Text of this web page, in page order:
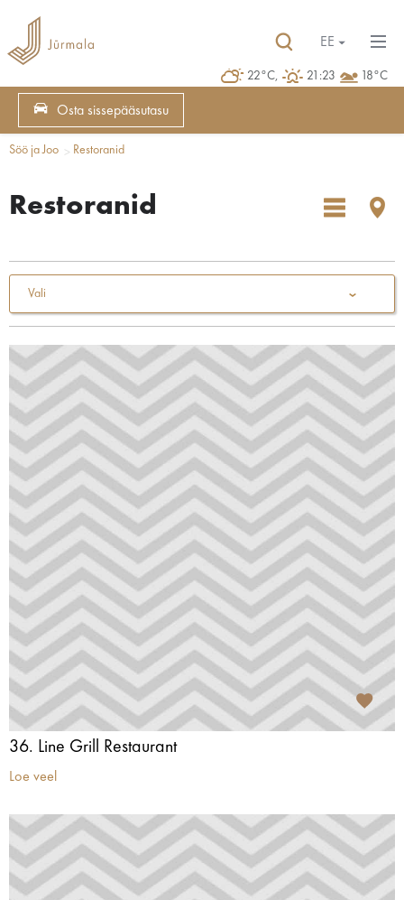
22°C, 21:23 18°C
EE
Osta sissepääsutasu
Söö ja Joo Restoranid
Restoranid
Vali
36. Line Grill Restaurant
Loe veel